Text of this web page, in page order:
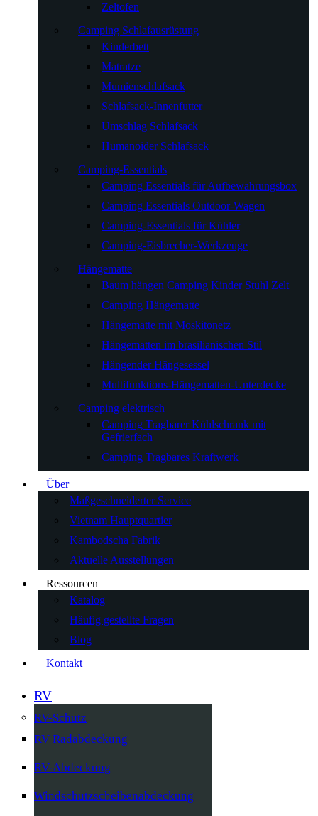
Zeltofen
Camping Schlafausrüstung
Kinderbett
Matratze
Mumienschlafsack
Schlafsack-Innenfutter
Umschlag Schlafsack
Humanoider Schlafsack
Camping-Essentials
Camping Essentials für Aufbewahrungsbox
Camping Essentials Outdoor-Wagen
Camping-Essentials für Kühler
Camping-Eisbrecher-Werkzeuge
Hängematte
Baum hängen Camping Kinder Stuhl Zelt
Camping Hängematte
Hängematte mit Moskitonetz
Hängematten im brasilianischen Stil
Hängender Hängesessel
Multifunktions-Hängematten-Unterdecke
Camping elektrisch
Camping Tragbarer Kühlschrank mit
Gefrierfach
Camping Tragbares Kraftwerk
Über
Maßgeschneiderter Service
Vietnam Hauptquartier
Kambodscha Fabrik
Aktuelle Ausstellungen
Ressourcen
Katalog
Häufig gestellte Fragen
Blog
Kontakt
RV
RV-Schutz
RV Radabdeckung
RV-Abdeckung
Windschutzscheibenabdeckung